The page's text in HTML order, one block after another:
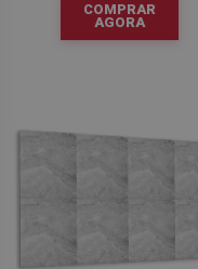
COMPRAR
AGORA